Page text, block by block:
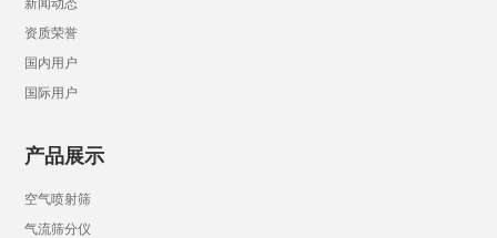
新闻动态
资质荣誉
国内用户
国际用户
产品展示
空气喷射筛
气流筛分仪